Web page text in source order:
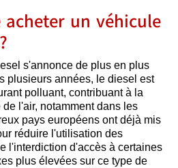
acheter un véhicule
s'annonce de plus en plus
plusieurs années, le diesel est
polluant, contribuant à la
l'air, notamment dans les
pays européens ont déjà mis
réduire l'utilisation des
l'interdiction d'accès à certaines
plus élevées sur ce type de